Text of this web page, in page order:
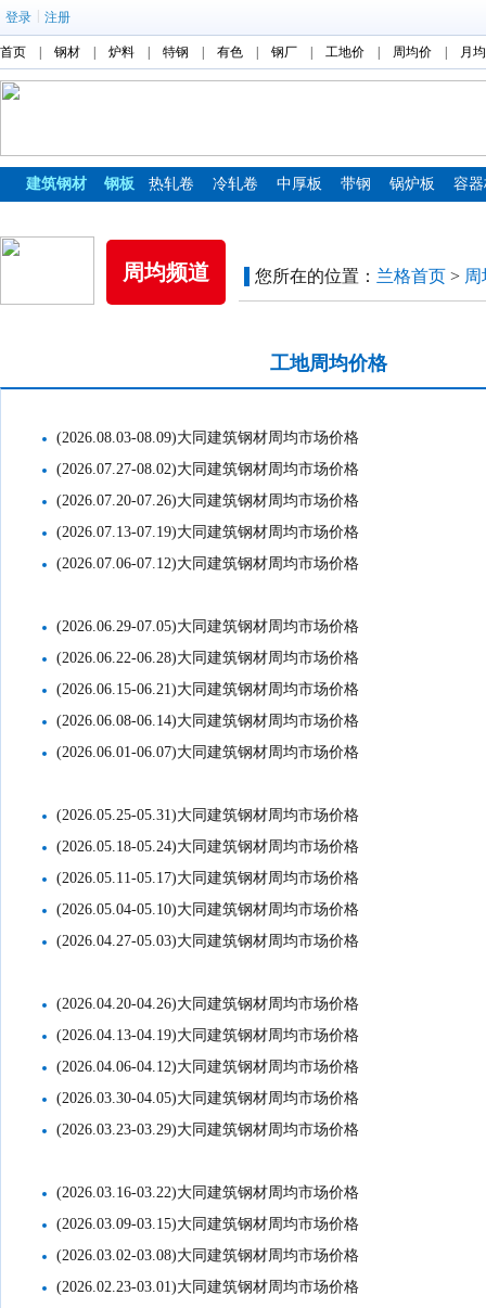
登录 注册
首页 钢材 炉料 特钢 有色 钢厂 工地价 周均价 月
建筑钢材 钢板 热轧卷 冷轧卷 中厚板 带钢 锅炉板 容
周均频道 您所在的位置： 兰格首页 >
工地周均价格
(2026.08.03-08.09)大同建筑钢材周均市场价格
(2026.07.27-08.02)大同建筑钢材周均市场价格
(2026.07.20-07.26)大同建筑钢材周均市场价格
(2026.07.13-07.19)大同建筑钢材周均市场价格
(2026.07.06-07.12)大同建筑钢材周均市场价格
(2026.06.29-07.05)大同建筑钢材周均市场价格
(2026.06.22-06.28)大同建筑钢材周均市场价格
(2026.06.15-06.21)大同建筑钢材周均市场价格
(2026.06.08-06.14)大同建筑钢材周均市场价格
(2026.06.01-06.07)大同建筑钢材周均市场价格
(2026.05.25-05.31)大同建筑钢材周均市场价格
(2026.05.18-05.24)大同建筑钢材周均市场价格
(2026.05.11-05.17)大同建筑钢材周均市场价格
(2026.05.04-05.10)大同建筑钢材周均市场价格
(2026.04.27-05.03)大同建筑钢材周均市场价格
(2026.04.20-04.26)大同建筑钢材周均市场价格
(2026.04.13-04.19)大同建筑钢材周均市场价格
(2026.04.06-04.12)大同建筑钢材周均市场价格
(2026.03.30-04.05)大同建筑钢材周均市场价格
(2026.03.23-03.29)大同建筑钢材周均市场价格
(2026.03.16-03.22)大同建筑钢材周均市场价格
(2026.03.09-03.15)大同建筑钢材周均市场价格
(2026.03.02-03.08)大同建筑钢材周均市场价格
(2026.02.23-03.01)大同建筑钢材周均市场价格